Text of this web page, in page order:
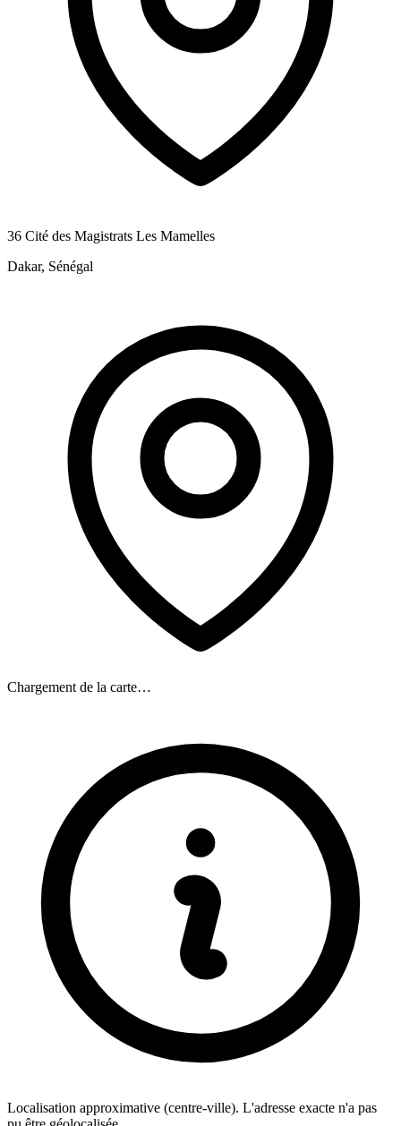
36 Cité des Magistrats Les Mamelles
Dakar, Sénégal
Chargement de la carte…
Localisation approximative (centre-ville). L'adresse exacte n'a pas